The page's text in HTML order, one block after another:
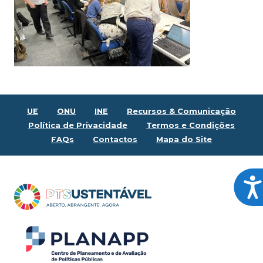
UE ONU INE
Recursos & Comunicação
Política de Privacidade
Termos e Condições
FAQs
Contactos Mapa do Site